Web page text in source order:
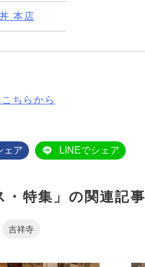
本店
ちらから
ェア LINEでシェア
・特集」の関連記事
吉祥寺